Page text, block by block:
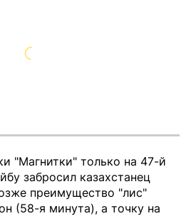
"Магнитки" только на 47-й
забросил казахстанец
преимущество "лис"
(58-я минута), а точку на